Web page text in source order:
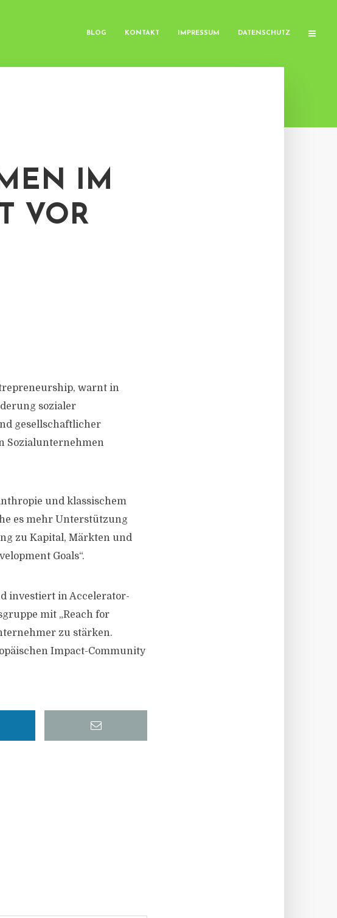
BLOG KONTAKT IMPRESSUM DATENSCHUTZ
IM
VOR
warnt in
sozialer
gesellschaftlicher
Sozialunternehmen
und klassischem
es mehr Unterstützung
zu Kapital, Märkten und
Goals“.
investiert in Accelerator-
mit „Reach for
zu stärken.
Impact-Community